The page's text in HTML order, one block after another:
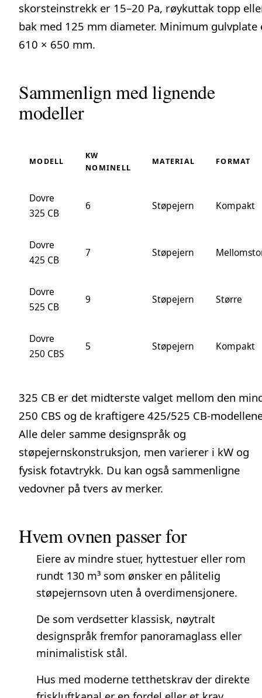
skorsteinstrekk er 15–20 Pa, røykuttak topp
bak med 125 mm diameter. Minimum gulvplate
610 × 650 mm.
Sammenlign med lignende
modeller
MODELL
KW
NOMINELL
MATERIAL FORMAT
Dovre
325 CB
6 Støpejern Kompakt
Dovre
425 CB
7 Støpejern
Dovre
525 CB
9 Støpejern Større
Dovre
250 CBS
5 Støpejern Kompakt
325 CB er det midterste valget mellom den
250 CBS og de kraftigere 425/525 CB-
Alle deler samme designspråk og
støpejernskonstruksjon, men varierer i kW og
fysisk fotavtrykk. Du kan også sammenligne
vedovner på tvers av merker.
Hvem ovnen passer for
Eiere av mindre stuer, hyttestuer eller rom
rundt 130 m³ som ønsker en pålitelig
støpejernsovn uten å overdimensjonere.
De som verdsetter klassisk, nøytralt
designspråk fremfor panoramaglass eller
minimalistisk stål.
Hus med moderne tetthetskrav der direkte